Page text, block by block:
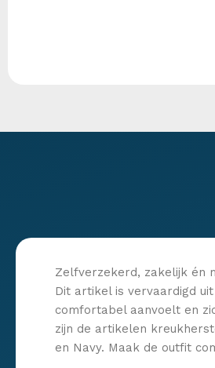
Zelfverzekerd, zakelijk én
Dit artikel is vervaardigd
comfortabel aanvoelt en
zijn de artikelen
en Navy. Maak de outfit